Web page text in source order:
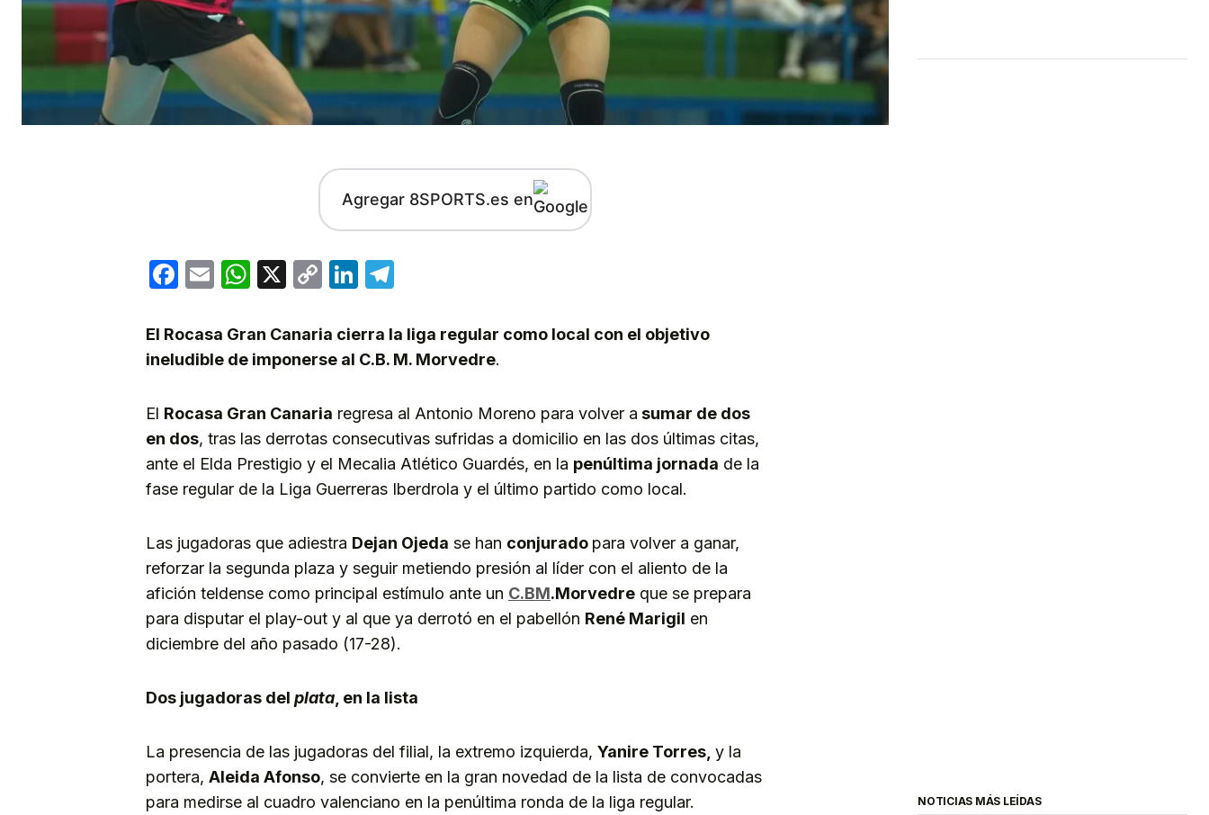
Agregar 8SPORTS.es en
Facebook
EmailWhatsApp
X
CopyLinkedIn
El Rocasa Gran Canaria cierra la liga regular como local con el objetivo
ineludible de imponerse al C.B. M. Morvedre.
El Rocasa Gran Canaria regresa al Antonio Moreno para volver a sumar de dos
en dos, tras las derrotas consecutivas sufridas a domicilio en las dos últimas citas,
ante el Elda Prestigio y el Mecalia Atlético Guardés, en la penúltima jornada de la
fase regular de la Liga Guerreras Iberdrola y el último partido como local.
Las jugadoras que adiestra Dejan Ojeda se han conjurado para volver a ganar,
reforzar la segunda plaza y seguir metiendo presión al líder con el aliento de la
afición teldense como principal estímulo ante un C.BM.Morvedre que se prepara
para disputar el play-out y al que ya derrotó en el pabellón René Marigil en
diciembre del año pasado (17-28).
Dos jugadoras del plata , en la lista
La presencia de las jugadoras del filial, la extremo izquierda, Yanire Torres, y la
portera, Aleida Afonso, se convierte en la gran novedad de la lista de convocadas
para medirse al cuadro valenciano en la penúltima ronda de la liga regular.
NOTICIAS MÁS LEÍDAS